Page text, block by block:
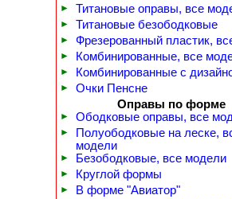
► Титановые оправы, все
► Титановые безободковые
► Фрезерованный пластик,
► Комбинированные, все
► Комбинированные с
►
Очки Пенсне
Оправы по форме
► Ободковые оправы, все
►
Полуободковые на леске,
модели
► Безободковые, все модели
► Круглой формы
► В форме "Авиатор"